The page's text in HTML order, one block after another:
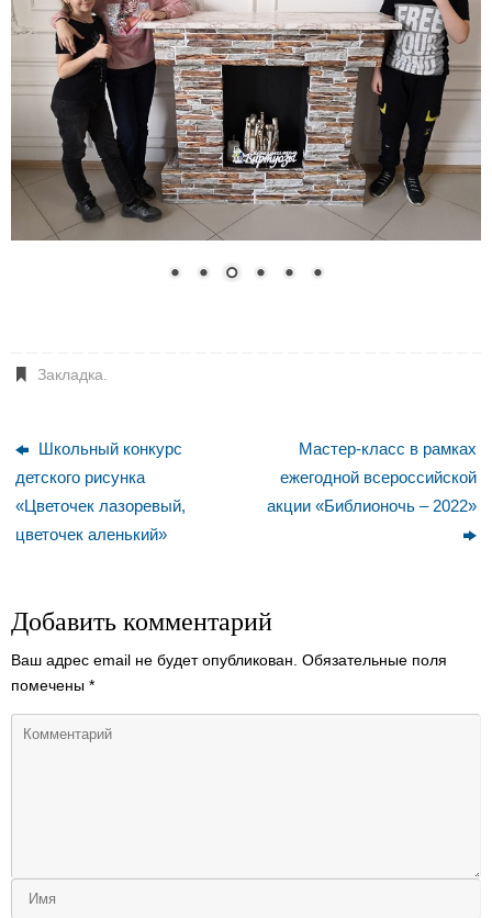
Закладка.
Школьный конкурс
детского рисунка
«Цветочек лазоревый,
цветочек аленький»
Мастер-класс в рамках
ежегодной всероссийской
акции «Библионочь – 2022»
Добавить комментарий
Ваш адрес email не будет опубликован. Обязательные поля
помечены *